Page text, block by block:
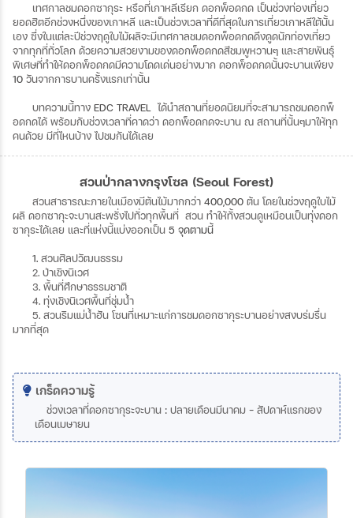
เทศกาลชมดอกซากุระ หรือที่เกาหลีเรียก ดอกพ็อดกด เป็นช่วงท่องเที่ยว
ยอดฮิตอีกช่วงหนึ่งของเกาหลี และเป็นช่วงเวลาที่ดีที่สุดในการเที่ยวเกาหลีใต้นั้น
เอง ซึ่งในแต่ละปีช่วงฤดูใบไม้ผลิจะมีเทศกาลชมดอกพ็อดกดดึงดูดนักท่องเที่ยว
จากทุกที่ทั่วโลก ด้วยความสวยงามของดอกพ็อดกดสีชมพูหวานๆ และสายพันธุ์
พิเศษที่ทำให้ดอกพ็อดกดมีความโดดเด่นอย่างมาก ดอกพ็อดกดนั้นจะบานเพียง
10 วันจากการบานครั้งแรกเท่านั้น
บทความนี้ทาง EDC TRAVEL ได้นำสถานที่ยอดนิยมที่จะสามารถชมดอกพ็
อดกดได้ พร้อมกับช่วงเวลาที่คาดว่า ดอกพ็อดกดจะบาน ณ สถานที่นั้นๆมาให้ทุก
คนด้วย มีที่ไหนบ้าง ไปชมกันได้เลย
สวนป่ากลางกรุงโซล (Seoul Forest)
สวนสาธารณะภายในเมืองมีต้นไม้มากกว่า 400,000 ต้น โดยในช่วงฤดูใบไม้
ผลิ ดอกซากุะจะบานสะพรั่งไปทั่วทุกพื้นที่ สวน ทำให้ทั้งสวนดูเหมือนเป็นทุ่งดอก
ซากุระได้เลย และที่แห่งนี้แบ่งออกเป็น 5 จุดตามนี้
1. สวนศิลปวัฒนธรรม
2. ป่าเชิงนิเวศ
3. พื้นที่ศึกษาธรรมชาติ
4. ทุ่งเชิงนิเวศพื้นที่ชุ่มน้ำ
5. สวนริมแม่น้ำฮัน โซนที่เหมาะแก่การชมดอกซากุระบานอย่างสงบร่มรื่น
มากที่สุด
เกร็ดความรู้
ช่วงเวลาที่ดอกซากุระจะบาน : ปลายเดือนมีนาคม - สัปดาห์แรกของ
เดือนเมษายน